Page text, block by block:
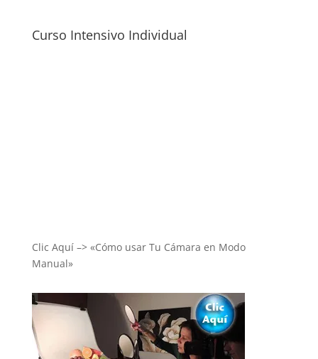
Curso Intensivo Individual
Clic Aquí –> «Cómo usar Tu Cámara en Modo
Manual»